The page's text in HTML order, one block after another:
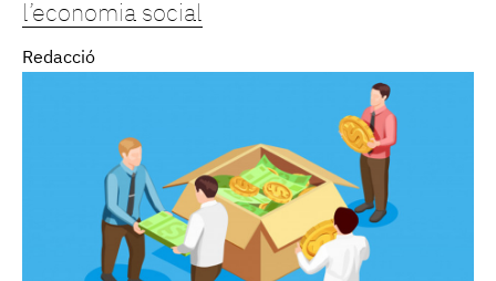
l’economia social
Redacció